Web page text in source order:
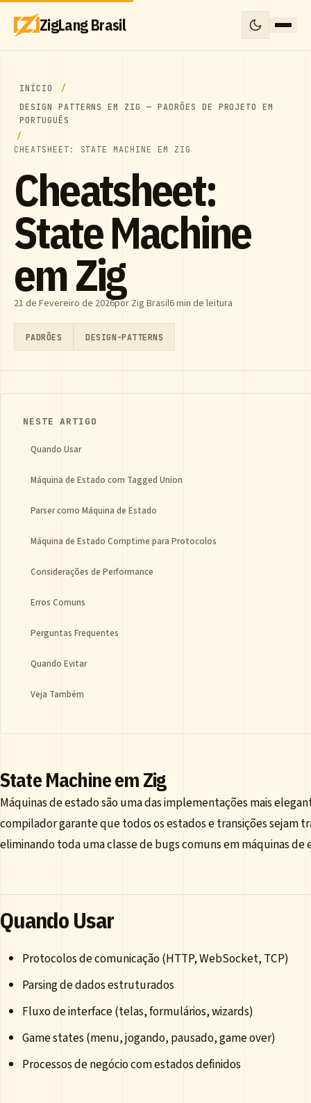
ZigLang Brasil
INÍCIO
DESIGN PATTERNS EM ZIG — PADRÕES DE PROJETO EM
PORTUGUÊS
CHEATSHEET: STATE MACHINE EM ZIG
Cheatsheet:
State Machine
em Zig
21 de Fevereiro de 2026por Zig Brasil6 min de leitura
PADRÕES DESIGN-PATTERNS
NESTE ARTIGO
Quando Usar
Máquina de Estado com Tagged Union
Parser como Máquina de Estado
Máquina de Estado Comptime para Protocolos
Considerações de Performance
Erros Comuns
Perguntas Frequentes
Quando Evitar
Veja Também
State Machine em Zig
Máquinas de estado são uma das implementações mais
compilador garante que todos os estados e transições sejam
eliminando toda uma classe de bugs comuns em máquinas de
Quando Usar
Protocolos de comunicação (HTTP, WebSocket, TCP)
Parsing de dados estruturados
Fluxo de interface (telas, formulários, wizards)
Game states (menu, jogando, pausado, game over)
Processos de negócio com estados definidos